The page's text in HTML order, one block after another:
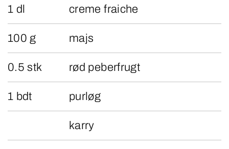
1 dl creme fraiche
100 g majs
0.5 stk rød peberfrugt
1 bdt purløg
karry